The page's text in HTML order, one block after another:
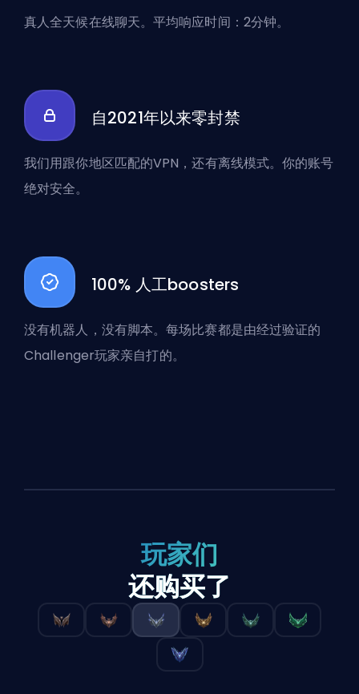
真人全天候在线聊天。平均响应时间：2分钟。
自2021年以来零封禁
我们用跟你地区匹配的VPN，还有离线模式。你的账号
绝对安全。
100% 人工boosters
没有机器人，没有脚本。每场比赛都是由经过验证的
Challenger玩家亲自打的。
玩家们
还购买了